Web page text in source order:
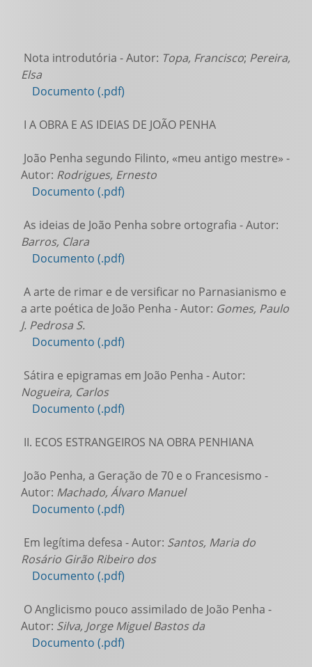
Nota introdutória - Autor: Topa, Francisco; Pereira,
Elsa
Documento (.pdf)
I A OBRA E AS IDEIAS DE JOÃO PENHA
João Penha segundo Filinto, «meu antigo mestre» -
Autor: Rodrigues, Ernesto
Documento (.pdf)
As ideias de João Penha sobre ortografia - Autor:
Barros, Clara
Documento (.pdf)
A arte de rimar e de versificar no Parnasianismo e
a arte poética de João Penha - Autor: Gomes, Paulo
J. Pedrosa S.
Documento (.pdf)
Sátira e epigramas em João Penha - Autor:
Nogueira, Carlos
Documento (.pdf)
II. ECOS ESTRANGEIROS NA OBRA PENHIANA
João Penha, a Geração de 70 e o Francesismo -
Autor: Machado, Álvaro Manuel
Documento (.pdf)
Em legítima defesa - Autor: Santos, Maria do
Rosário Girão Ribeiro dos
Documento (.pdf)
O Anglicismo pouco assimilado de João Penha -
Autor: Silva, Jorge Miguel Bastos da
Documento (.pdf)